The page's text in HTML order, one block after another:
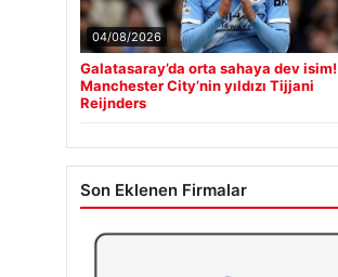
04/08/2026
Galatasaray’da orta sahaya dev isim!
Manchester City’nin yıldızı Tijjani
Reijnders
Son Eklenen Firmalar